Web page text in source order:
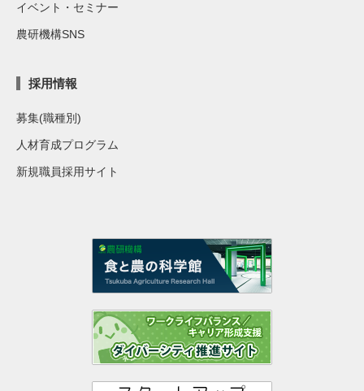
イベント・セミナー
農研機構SNS
採用情報
募集(職種別)
人材育成プログラム
新規職員採用サイト